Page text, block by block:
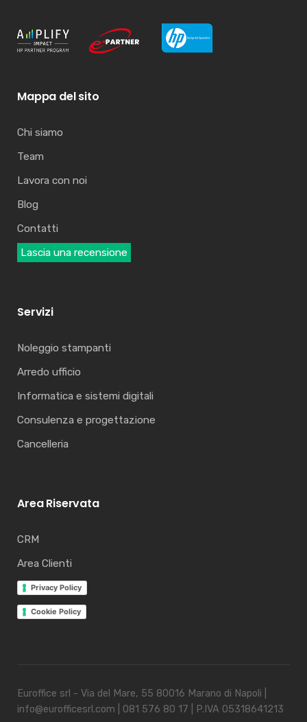
Mappa del sito
Chi siamo
Team
Lavora con noi
Blog
Contatti
Lascia una recensione
Servizi
Noleggio stampanti
Arredo ufficio
Informatica e sistemi digitali
Consulenza e progettazione
Cancelleria
Area Riservata
CRM
Area Clienti
Privacy Policy
Cookie Policy
Euroffice srl - Via del Mare, 55 80016 Marano di Napoli |
info@eurofficesrl.com | 081 576 80 17 | P.IVA 05318641213